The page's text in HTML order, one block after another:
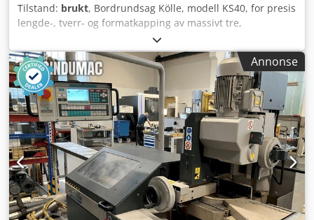
Tilstand: brukt, Bordrundsag Kölle, modell KS40, for presis
lengde-, tverr- og formatkapping av massivt tre,
platebaserte materialer og treprofiler. Den robuste og
kraftige maskinkonstruksjonen med svingbart
sageaggregat, forsageanordning og fremføringsinnretning
Wegoma, modell VS48K, er spesielt egnet for
snekkerverksteder, tømrerverksteder og allsidig bruk i
verksteder. Tekniske data: Dodpfjzrxbnox Apijck -
Kappeveidde: ~ 850 mm - Motor: 7,5 kW - Svingbar: 45°
Annonse